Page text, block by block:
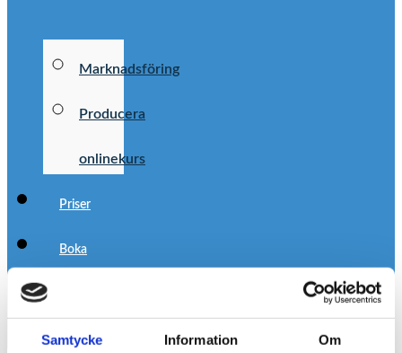
Samtycke Information Om
Marknadsföring
Producera
onlinekurs
Priser
Boka
demo